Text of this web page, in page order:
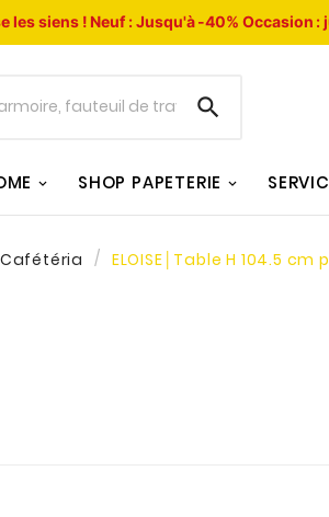
les siens !Neuf : Jusqu'à -40%Occasion :

SHOP PAPETERIE
ELOISE│Table H 104.5